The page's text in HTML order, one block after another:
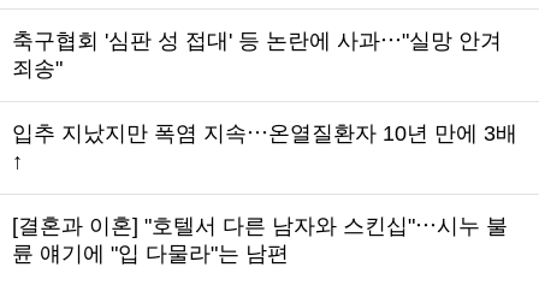
축구협회 '심판 성 접대' 등 논란에 사과⋯"실망 안겨
죄송"
입추 지났지만 폭염 지속⋯온열질환자 10년 만에 3배
↑
[결혼과 이혼] "호텔서 다른 남자와 스킨십"⋯시누 불
륜 얘기에 "입 다물라"는 남편